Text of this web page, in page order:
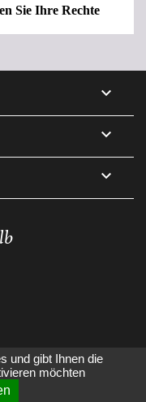
Sie Ihre Rechte



und gibt Ihnen die
möchten